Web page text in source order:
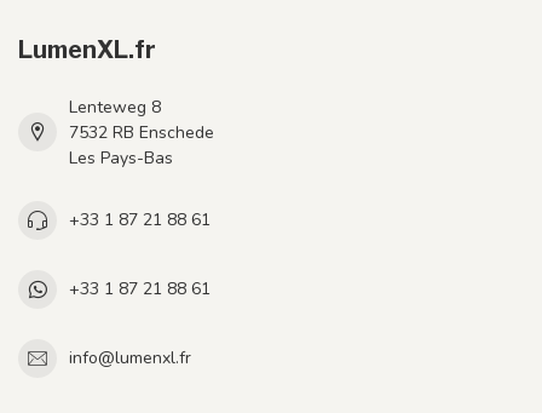
LumenXL.fr
Lenteweg 8
7532 RB Enschede
Les Pays-Bas
+33 1 87 21 88 61
+33 1 87 21 88 61
info@lumenxl.fr